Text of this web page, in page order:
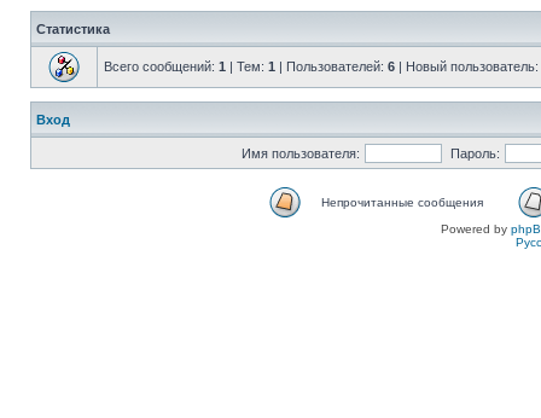
Статистика
Всего сообщений: 1 | Тем: 1 | Пользователей: 6 | Новый пользователь:
Вход
Имя пользователя: Пароль:
Непрочитанные сообщения
Powered by